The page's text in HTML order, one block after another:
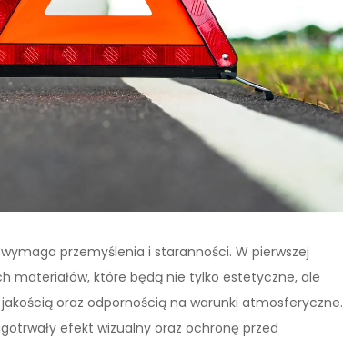
przemyślenia i staranności. W pierwszej
materiałów, które będą nie tylko estetyczne, ale
oraz odpornością na warunki atmosferyczne.
efekt wizualny oraz ochronę przed